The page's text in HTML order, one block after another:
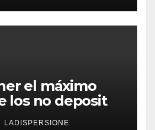
el máximo
los no deposit
de roby casino
LADISPERSIONE